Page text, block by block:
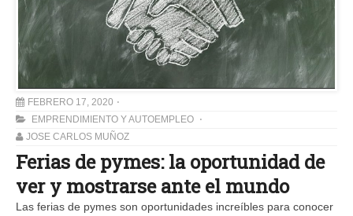
FEBRERO 17, 2020
EMPRENDIMIENTO Y AUTOEMPLEO
JOSE CARLOS MUÑOZ
Ferias de pymes: la oportunidad de
ver y mostrarse ante el mundo
Las ferias de pymes son oportunidades increíbles para conocer